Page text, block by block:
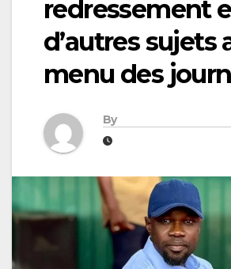
redressement
d’autres sujets
menu des
By